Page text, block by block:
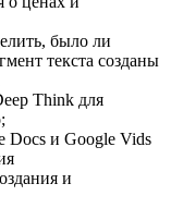
было ли
текста созданы
Think для
и Google Vids
и